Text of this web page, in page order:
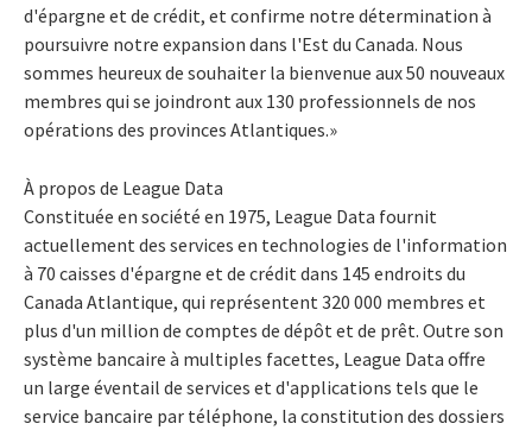
d'épargne et de crédit, et confirme notre détermination à
poursuivre notre expansion dans l'Est du Canada. Nous
sommes heureux de souhaiter la bienvenue aux 50 nouveaux
membres qui se joindront aux 130 professionnels de nos
opérations des provinces Atlantiques.»
À propos de League Data
Constituée en société en 1975, League Data fournit
actuellement des services en technologies de l'information
à 70 caisses d'épargne et de crédit dans 145 endroits du
Canada Atlantique, qui représentent 320 000 membres et
plus d'un million de comptes de dépôt et de prêt. Outre son
système bancaire à multiples facettes, League Data offre
un large éventail de services et d'applications tels que le
service bancaire par téléphone, la constitution des dossiers